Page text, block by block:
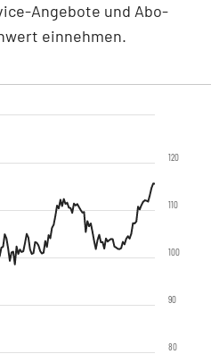
Angebote und Abo-
einnehmen.
80
90
100
110
120